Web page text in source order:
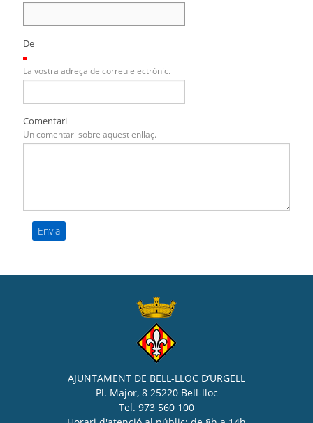
De
La vostra adreça de correu electrònic.
Comentari
Un comentari sobre aquest enllaç.
AJUNTAMENT DE BELL-LLOC D’URGELL
Pl. Major, 8 25220 Bell-lloc
Tel. 973 560 100